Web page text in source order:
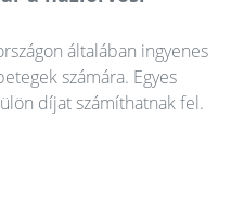
általában ingyenes
számára. Egyes
díjat számíthatnak fel.